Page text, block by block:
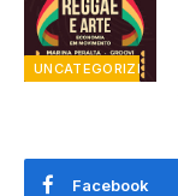
UNCATEGORIZED
Facebook